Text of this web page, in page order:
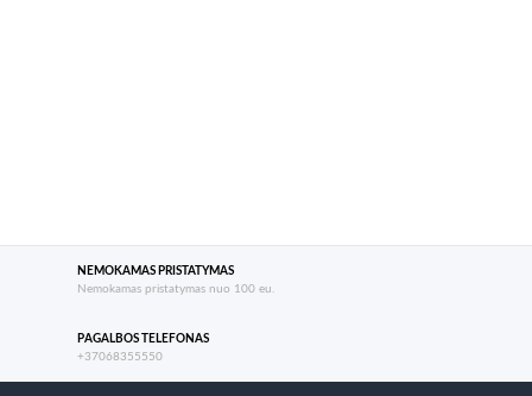
NEMOKAMAS PRISTATYMAS
Nemokamas pristatymas nuo 100 eu.
PAGALBOS TELEFONAS
+37068355550